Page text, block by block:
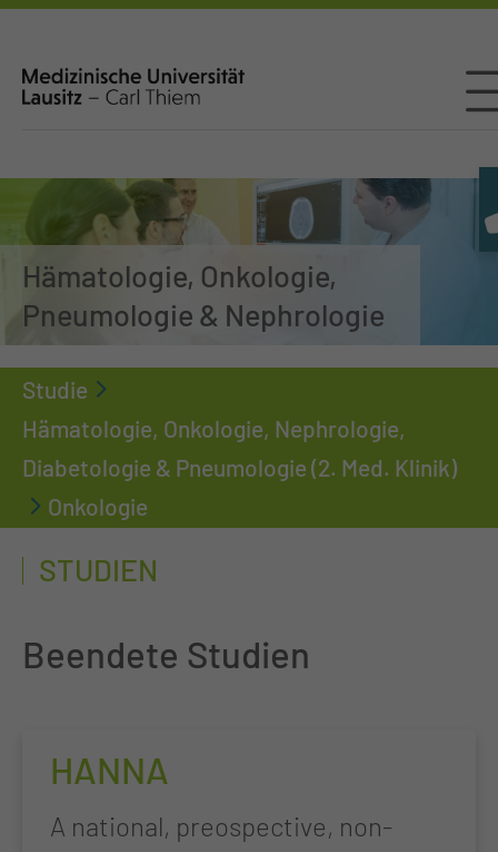
Hämatologie, Onkologie,
Pneumologie & Nephrologie
Studie
Hämatologie, Onkologie, Nephrologie,
Diabetologie & Pneumologie (2. Med. Klinik)
Onkologie
STUDIEN
Beendete Studien
HANNA
A national, preospective, non-